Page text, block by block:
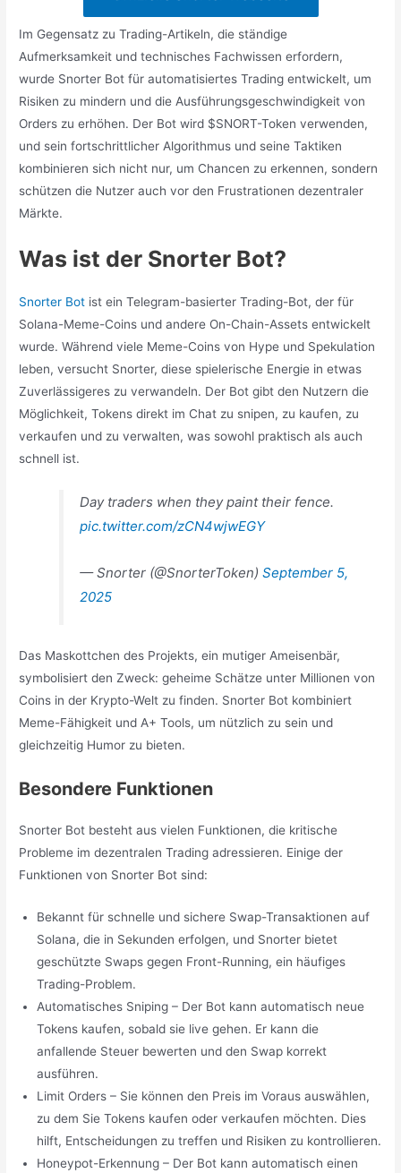
Im Gegensatz zu Trading-Artikeln, die ständige
Aufmerksamkeit und technisches Fachwissen erfordern,
wurde Snorter Bot für automatisiertes Trading entwickelt, um
Risiken zu mindern und die Ausführungsgeschwindigkeit von
Orders zu erhöhen. Der Bot wird $SNORT-Token verwenden,
und sein fortschrittlicher Algorithmus und seine Taktiken
kombinieren sich nicht nur, um Chancen zu erkennen, sondern
schützen die Nutzer auch vor den Frustrationen dezentraler
Märkte.
Was ist der Snorter Bot?
Snorter Bot ist ein Telegram-basierter Trading-Bot, der für
Solana-Meme-Coins und andere On-Chain-Assets entwickelt
wurde. Während viele Meme-Coins von Hype und Spekulation
leben, versucht Snorter, diese spielerische Energie in etwas
Zuverlässigeres zu verwandeln. Der Bot gibt den Nutzern die
Möglichkeit, Tokens direkt im Chat zu snipen, zu kaufen, zu
verkaufen und zu verwalten, was sowohl praktisch als auch
schnell ist.
Day traders when they paint their fence.
pic.twitter.com/zCN4wjwEGY
— Snorter (@SnorterToken)September 5,
2025
Das Maskottchen des Projekts, ein mutiger Ameisenbär,
symbolisiert den Zweck: geheime Schätze unter Millionen von
Coins in der Krypto-Welt zu finden. Snorter Bot kombiniert
Meme-Fähigkeit und A+ Tools, um nützlich zu sein und
gleichzeitig Humor zu bieten.
Besondere Funktionen
Snorter Bot besteht aus vielen Funktionen, die kritische
Probleme im dezentralen Trading adressieren. Einige der
Funktionen von Snorter Bot sind:
Bekannt für schnelle und sichere Swap-Transaktionen auf
Solana, die in Sekunden erfolgen, und Snorter bietet
geschützte Swaps gegen Front-Running, ein häufiges
Trading-Problem.
Automatisches Sniping – Der Bot kann automatisch neue
Tokens kaufen, sobald sie live gehen. Er kann die
anfallende Steuer bewerten und den Swap korrekt
ausführen.
Limit Orders – Sie können den Preis im Voraus auswählen,
zu dem Sie Tokens kaufen oder verkaufen möchten. Dies
hilft, Entscheidungen zu treffen und Risiken zu kontrollieren.
Honeypot-Erkennung – Der Bot kann automatisch einen